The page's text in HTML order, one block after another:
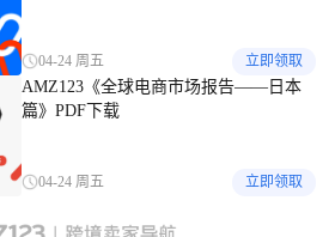
04-24 周五 立即领取
AMZ123《全球电商市场报告——日本
篇》PDF下载
04-24 周五 立即领取